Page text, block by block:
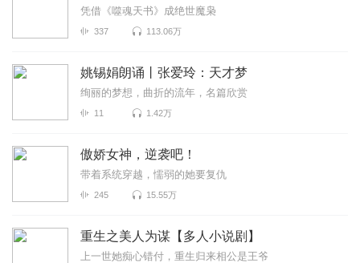
凭借《噬魂天书》成绝世魔枭
337 113.06万
姚锡娟朗诵丨张爱玲：天才梦
绚丽的梦想，曲折的流年，名篇欣赏
11 1.42万
傲娇女神，逆袭吧！
带着系统穿越，懦弱的她要复仇
245 15.55万
重生之美人为谋【多人小说剧】
上一世她痴心错付，重生归来相公是王爷